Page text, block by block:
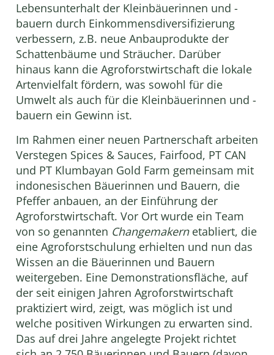
Lebensunterhalt der Kleinbäuerinnen und -
bauern durch Einkommensdiversifizierung
verbessern, z.B. neue Anbauprodukte der
Schattenbäume und Sträucher. Darüber
hinaus kann die Agroforstwirtschaft die lokale
Artenvielfalt fördern, was sowohl für die
Umwelt als auch für die Kleinbäuerinnen und -
bauern ein Gewinn ist.
Im Rahmen einer neuen Partnerschaft arbeiten
Verstegen Spices & Sauces, Fairfood, PT CAN
und PT Klumbayan Gold Farm gemeinsam mit
indonesischen Bäuerinnen und Bauern, die
Pfeffer anbauen, an der Einführung der
Agroforstwirtschaft. Vor Ort wurde ein Team
von so genannten Changemakernetabliert, die
eine Agroforstschulung erhielten und nun das
Wissen an die Bäuerinnen und Bauern
weitergeben. Eine Demonstrationsfläche, auf
der seit einigen Jahren Agroforstwirtschaft
praktiziert wird, zeigt, was möglich ist und
welche positiven Wirkungen zu erwarten sind.
Das auf drei Jahre angelegte Projekt richtet